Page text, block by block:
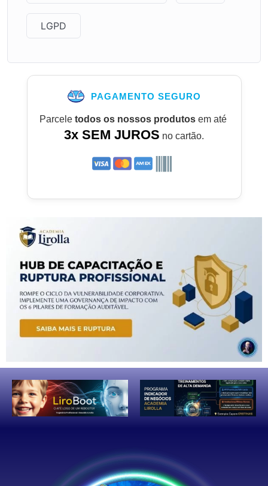
LGPD
PAGAMENTO SEGURO
Parcele todos os nossos produtosem até
3x SEM JUROS no cartão.